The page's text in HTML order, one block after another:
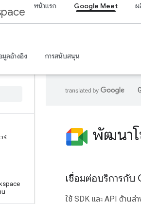
หน้าแรก Google Meet ผ
มูลอ้างอิง การสนับสนุน
ร์
น
พัฒนา
เชื่อมต่อบริการกั
ใช้ SDK และ API ด้าน